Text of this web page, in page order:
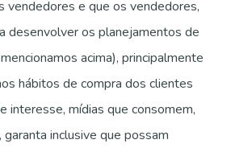
vendedores e que os vendedores,
desenvolver os planejamentos de
acima), principalmente
hábitos de compra dos clientes
interesse, mídias que consomem,
inclusive que possam